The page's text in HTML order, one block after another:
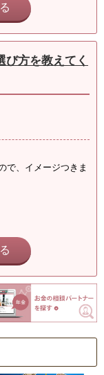
び方を教えてく
で、イメージつきま